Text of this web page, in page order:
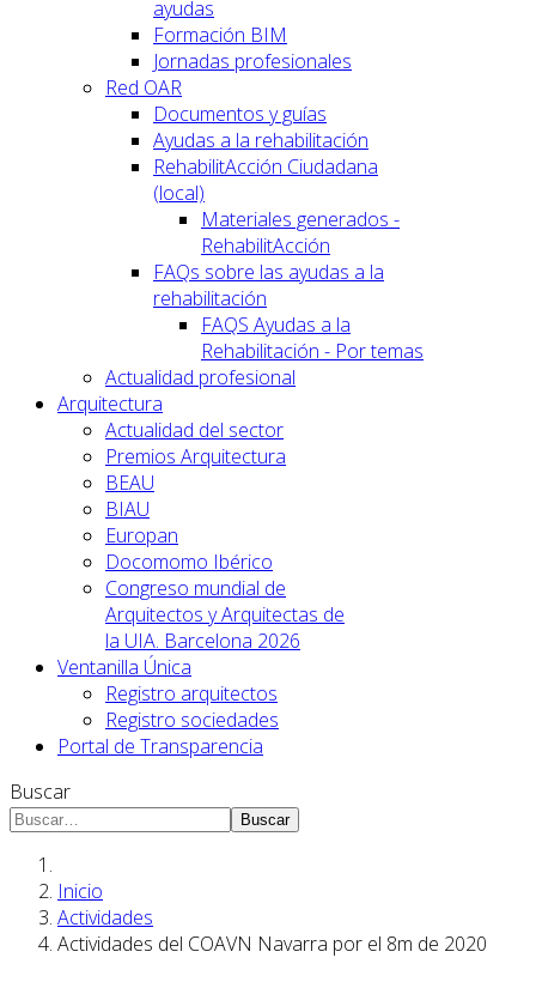
ayudas
Formación BIM
Jornadas profesionales
Red OAR
Documentos y guías
Ayudas a la rehabilitación
RehabilitAcción Ciudadana
(local)
Materiales generados -
RehabilitAcción
FAQs sobre las ayudas a la
rehabilitación
FAQS Ayudas a la
Rehabilitación - Por temas
Actualidad profesional
Arquitectura
Actualidad del sector
Premios Arquitectura
BEAU
BIAU
Europan
Docomomo Ibérico
Congreso mundial de
Arquitectos y Arquitectas de
la UIA. Barcelona 2026
Ventanilla Única
Registro arquitectos
Registro sociedades
Portal de Transparencia
Buscar
Buscar
Inicio
Actividades
Actividades del COAVN Navarra por el 8m de 2020